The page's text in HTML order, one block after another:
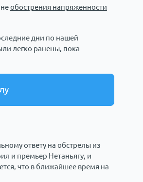
обострения напряженности
дни по нашей
легко ранены, пока
ответу на обстрелы из
и премьер Нетаньягу, и
что в ближайшее время на